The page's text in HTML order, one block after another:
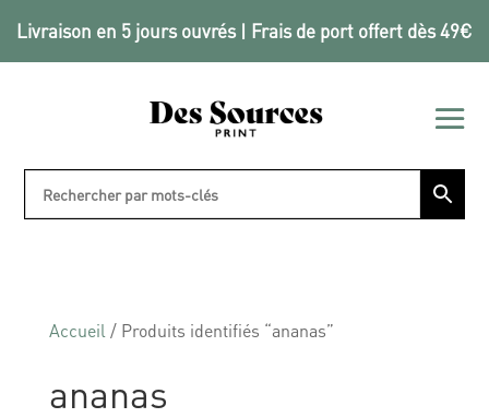
Livraison en 5 jours ouvrés | Frais de port offert dès 49€
Accueil / Produits identifiés “ananas”
ananas